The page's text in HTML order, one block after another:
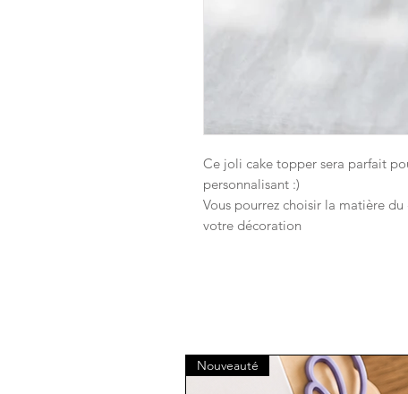
Ce joli cake topper sera parfait
personnalisant :)
Vous pourrez choisir la matière
votre décoration
Nouveauté